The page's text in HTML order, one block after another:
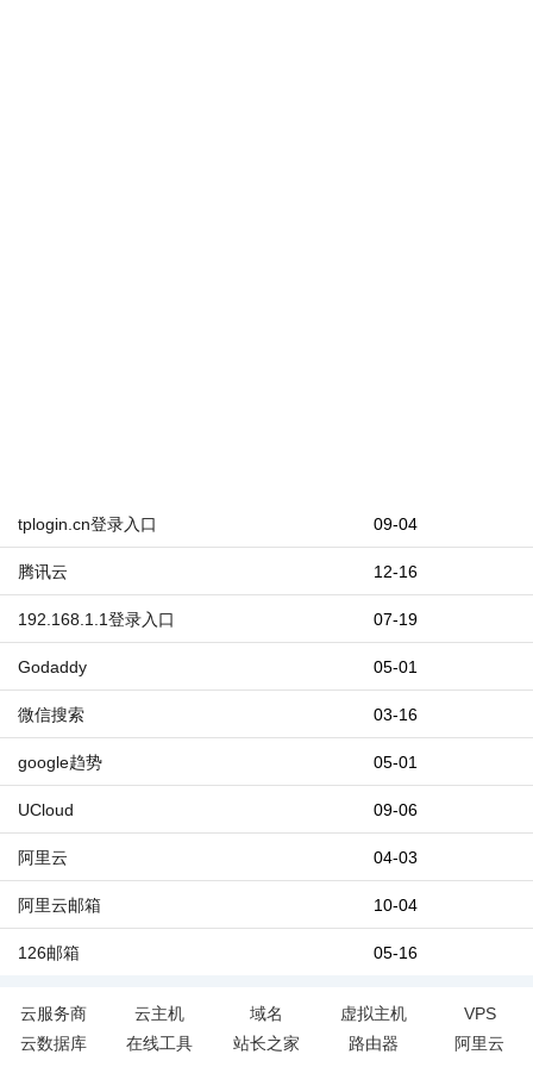
09-04
tplogin.cn登录入口
12-16
腾讯云
07-19
192.168.1.1登录入口
05-01
Godaddy
03-16
微信搜索
05-01
google趋势
09-06
UCloud
04-03
阿里云
10-04
阿里云邮箱
05-16
126邮箱
云服务商 云主机 域名 虚拟主机
VPS
云数据库
在线工具 站长之家 路由器 阿里云